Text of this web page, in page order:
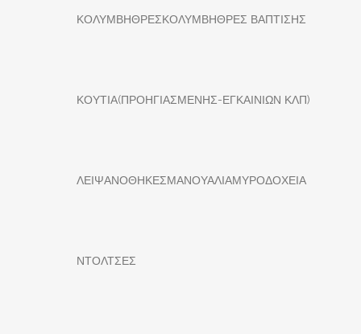
ΚΟΛΥΜΒΗΘΡΕΣΚΟΛΥΜΒΗΘΡΕΣ ΒΑΠΤΙΣΗΣ
ΚΟΥΤΙΑ(ΠΡΟΗΓΙΑΣΜΕΝΗΣ-ΕΓΚΑΙΝΙΩΝ ΚΛΠ)
ΛΕΙΨΑΝΟΘΗΚΕΣΜΑΝΟΥΑΛΙΑΜΥΡΟΔΟΧΕΙΑ
ΝΤΟΛΤΣΕΣ